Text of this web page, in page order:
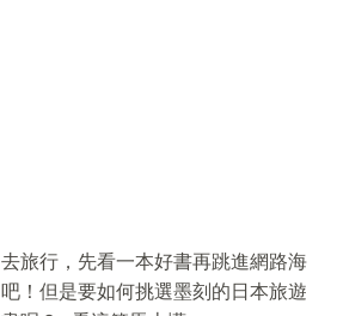
去旅行，先看一本好書再跳進網路海
吧！但是要如何挑選墨刻的日本旅遊